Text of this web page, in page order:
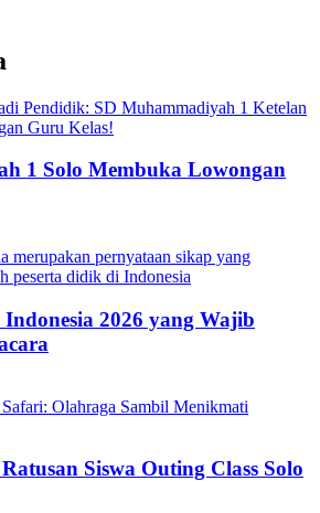
1 Solo Membuka Lowongan
2026 yang Wajib
Siswa Outing Class Solo